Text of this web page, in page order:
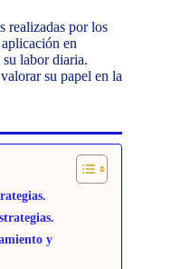
realizadas por los
en
labor diaria.
su papel en la
y